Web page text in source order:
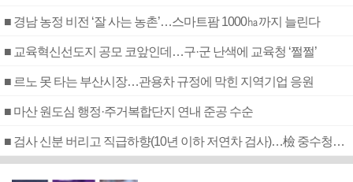
■ 경남 농정 비전 ‘잘 사는 농촌’…스마트팜 1000㏊까지 늘린다
■ 교육혁신선도지 공모 코앞인데…구·군 난색에 교육청 ‘쩔쩔’
■ 르노 못 타는 부산시장…관용차 규정에 막힌 지역기업 응원
■ 마산 원도심 행정·주거복합단지 연내 준공 수순
■ 검사 신분 버리고 직급하향(10년 이하 저연차 검사)…檢 중수청행 기피